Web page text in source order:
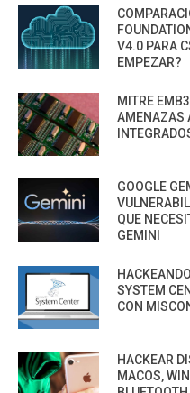
V4.0 PARA
EMPEZAR?
MITRE
AMENAZAS
GOOGLE
QUE
GEMINI
SYSTEM
CON
HACKEAR
MACOS,